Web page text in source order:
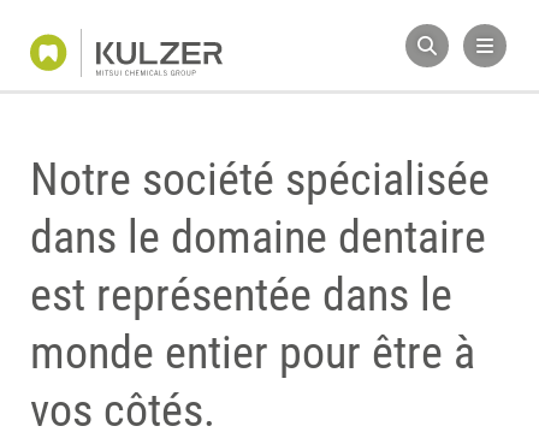
Notre société spécialisée
dans le domaine dentaire
est représentée dans le
monde entier pour être à
vos côtés.